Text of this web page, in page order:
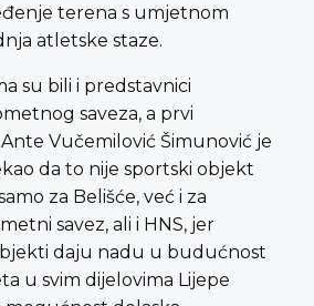
terena s umjetnom
atletske staze.
su bili i predstavnici
saveza, a prvi
Vučemilović Šimunović je
da to nije sportski objekt
za Belišće, već i za
savez, ali i HNS, jer
daju nadu u budućnost
u svim dijelovima Lijepe